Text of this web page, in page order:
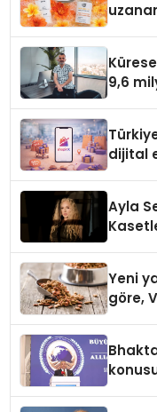
9,6
dijital
Ayla
Yeni
göre,